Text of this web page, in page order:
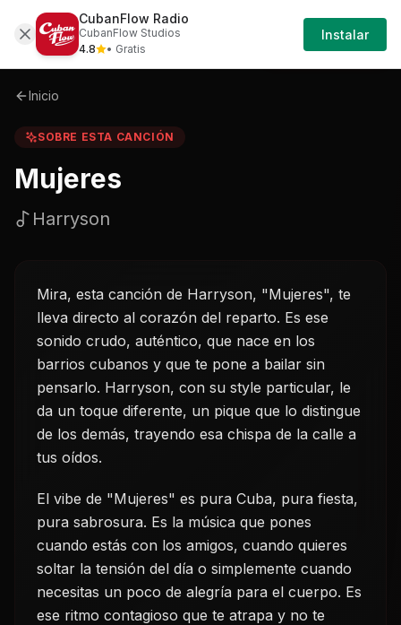
Sobre Mujeres-harryson
Iniciar
Sesión
Inicio
SOBRE ESTA CANCIÓN
Mujeres
Harryson
Mira, esta canción de Harryson, "Mujeres", te
lleva directo al corazón del reparto. Es ese
sonido crudo, auténtico, que nace en los
barrios cubanos y que te pone a bailar sin
pensarlo. Harryson, con su style particular, le
da un toque diferente, un pique que lo distingue
de los demás, trayendo esa chispa de la calle a
tus oídos.
El vibe de "Mujeres" es pura Cuba, pura fiesta,
pura sabrosura. Es la música que pones
cuando estás con los amigos, cuando quieres
soltar la tensión del día o simplemente cuando
necesitas un poco de alegría para el cuerpo. Es
ese ritmo contagioso que te atrapa y no te
CubanFlow Radio
CubanFlow Studios
4.8
• Gratis
Instalar